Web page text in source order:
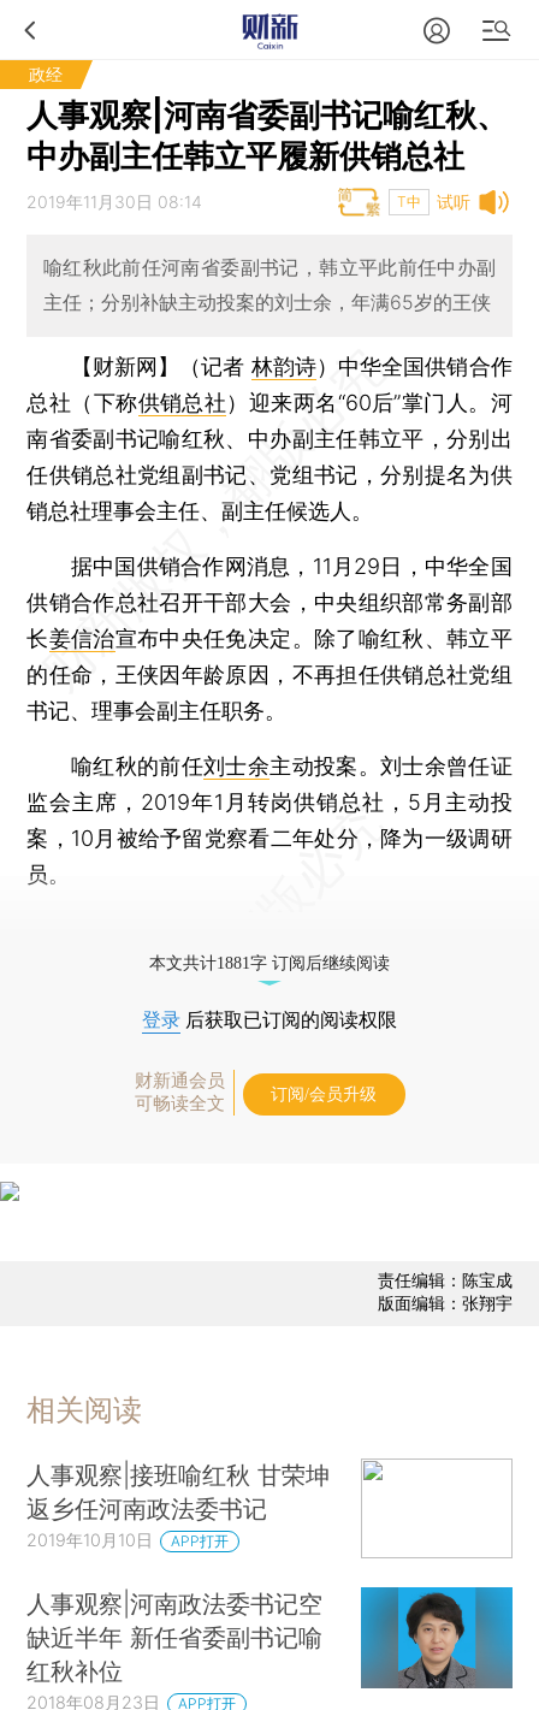
政经
人事观察|河南省委副书记喻红秋、
中办副主任韩立平履新供销总社
试听
2019年11月30日 08:14 T中
喻红秋此前任河南省委副书记，韩立平此前任中办副
主任；分别补缺主动投案的刘士余，年满65岁的王侠
【财新网】（记者 林韵诗） 中华全国供销合作
总社（下称供销总社）迎来两名“60后”掌门人。河
南省委副书记喻红秋、中办副主任韩立平，分别出
任供销总社党组副书记、党组书记，分别提名为供
销总社理事会主任、副主任候选人。
据中国供销合作网消息，11月29日，中华全国
供销合作总社召开干部大会，中央组织部常务副部
长姜信治宣布中央任免决定。除了喻红秋、韩立平
的任命，王侠因年龄原因，不再担任供销总社党组
书记、理事会副主任职务。
喻红秋的前任刘士余主动投案。刘士余曾任证
监会主席，2019年1月转岗供销总社，5月主动投
案，10月被给予留党察看二年处分，降为一级调研
员。
本文共计1881字 订阅后继续阅读
登录 后获取已订阅的阅读权限
财新通会员
可畅读全文
订阅/会员升级
责任编辑：陈宝成
版面编辑：张翔宇
相关阅读
人事观察|接班喻红秋 甘荣坤
返乡任河南政法委书记
2019年10月10日 APP打开
人事观察|河南政法委书记空
缺近半年 新任省委副书记喻
红秋补位
2018年08月23日 APP打开